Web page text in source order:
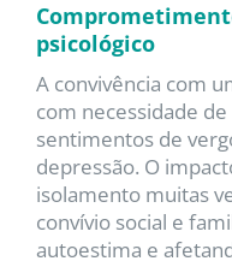
psicológico
A convivência com
com necessidade
sentimentos de
depressão. O
isolamento muitas
convívio social e
autoestima e